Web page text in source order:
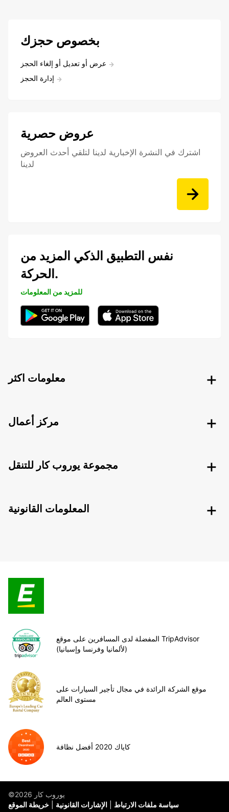
بخصوص حجزك
عرض أو تعديل أو إلغاء الحجز
إدارة الحجز
عروض حصرية
اشترك في النشرة الإخبارية لدينا لتلقي أحدث العروض
لدينا
نفس التطبيق الذكي المزيد من
الحركة.
للمزيد من المعلومات
معلومات اكثر
مركز أعمال
مجموعة يوروب كار للتنقل
المعلومات القانونية
المفضلة لدى المسافرين على موقع TripAdvisor
(لألمانيا وفرنسا وإسبانيا)
موقع الشركة الرائدة في مجال تأجير السيارات على
مستوى العالم
كاياك 2020 أفضل نظافة
©يوروب كار 2026
خريطة الموقع
الإشارات القانونية سياسة ملفات الارتباط